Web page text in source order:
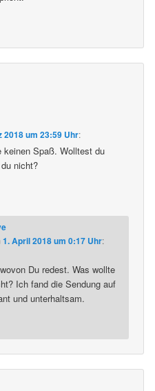
2018 um 23:59 Uhr:
keinen Spaß. Wolltest du
nicht?
1. April 2018 um 0:17 Uhr:
Du redest. Was wollte
Ich fand die Sendung auf
und unterhaltsam.